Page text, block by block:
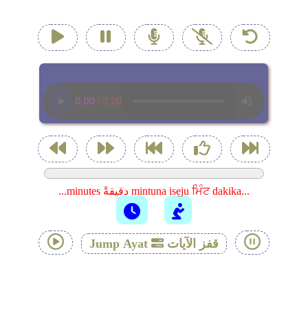
...minutes دقيقةً mintuna isẹju ਮਿੰਟ dakika...
Jump Ayat قفز الآيات